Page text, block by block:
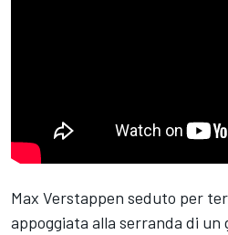
Max Verstappen seduto per
appoggiata alla serranda di un